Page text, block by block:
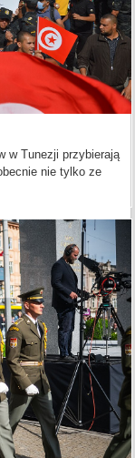
w Tunezji przybierają
nie tylko ze